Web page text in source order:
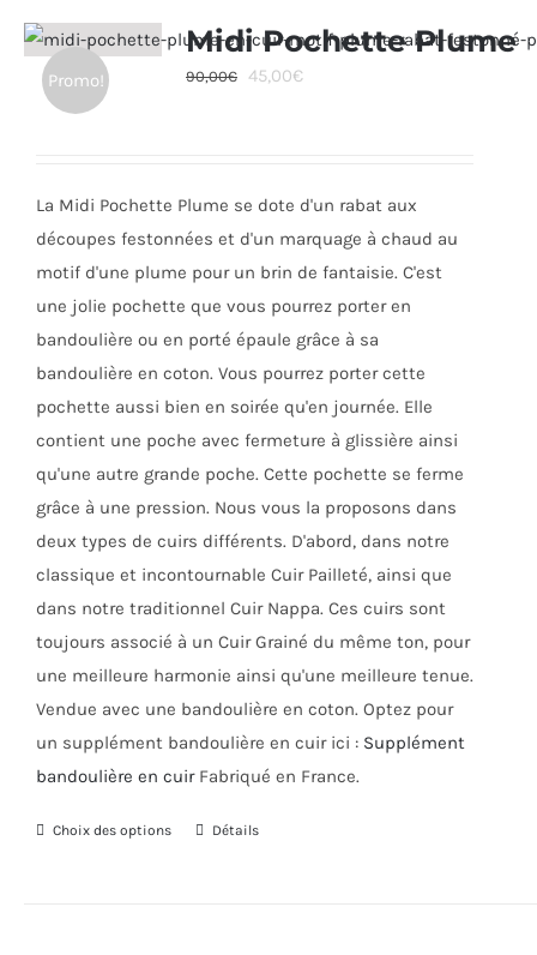
variations.
Les
Promo!
Midi Pochette Plume
90,00€
Le
90,00€.
45,00€Le
45,00€.
La Midi Pochette Plume se dote d'un rabat aux
découpes festonnées et d'un marquage à chaud au
motif d'une plume pour un brin de fantaisie. C'est
une jolie pochette que vous pourrez porter en
bandoulière ou en porté épaule grâce à sa
bandoulière en coton. Vous pourrez porter cette
pochette aussi bien en soirée qu'en journée. Elle
contient une poche avec fermeture à glissière ainsi
qu'une autre grande poche. Cette pochette se ferme
grâce à une pression. Nous vous la proposons dans
deux types de cuirs différents. D'abord, dans notre
classique et incontournable Cuir Pailleté, ainsi que
dans notre traditionnel Cuir Nappa. Ces cuirs sont
toujours associé à un Cuir Grainé du même ton, pour
une meilleure harmonie ainsi qu'une meilleure tenue.
Vendue avec une bandoulière en coton. Optez pour
un supplément bandoulière en cuir ici : Supplément
bandoulière en cuirFabriqué en France.
Choix des options
CeDétails